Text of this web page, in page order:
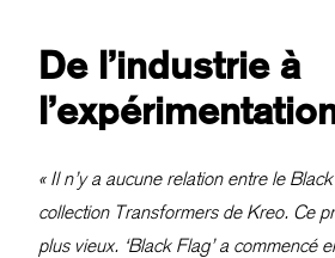
De l’industrie à
« Il n’y a aucune relation entre le
collection Transformers de Kreo. Ce
plus vieux. ‘Black Flag’ a commencé